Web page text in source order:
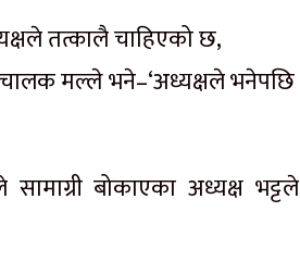
तत्कालै चाहिएको छ,
चालक मल्ले भने–‘अध्यक्षले भनेपछि
बोकाएका अध्यक्ष भट्टले